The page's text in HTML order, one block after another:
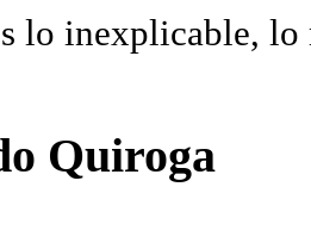
lo inexplicable,
Quiroga